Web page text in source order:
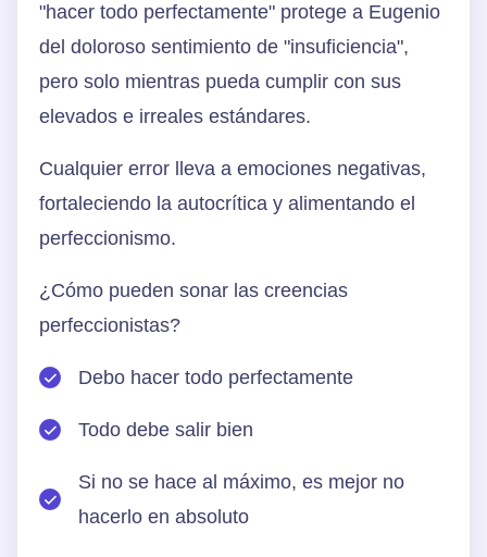
"hacer todo perfectamente" protege a Eugenio
del doloroso sentimiento de "insuficiencia",
pero solo mientras pueda cumplir con sus
elevados e irreales estándares.
Cualquier error lleva a emociones negativas,
fortaleciendo la autocrítica y alimentando el
perfeccionismo.
¿Cómo pueden sonar las creencias
perfeccionistas?
Debo hacer todo perfectamente
Todo debe salir bien
Si no se hace al máximo, es mejor no
hacerlo en absoluto